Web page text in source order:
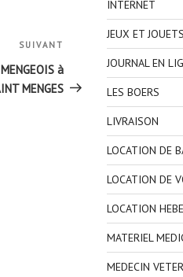
suivant
SUIVANT
à
MENGES
INTERNET
JEUX ET JOUETS
JOURNAL EN
LES BOERS
LIVRAISON
LOCATION DE
LOCATION DE
LOCATION
MATERIEL
MEDECIN